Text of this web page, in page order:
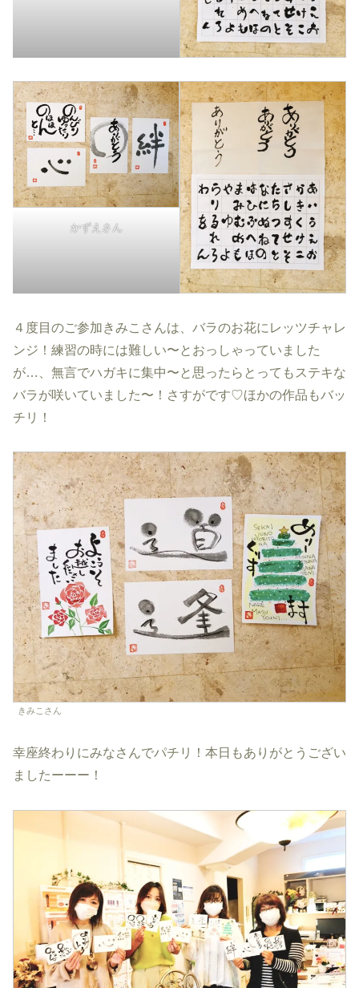
かずえさん
４度目のご参加きみこさんは、バラのお花にレッツチャレ
ンジ！練習の時には難しい〜とおっしゃっていました
が…、無言でハガキに集中〜と思ったらとってもステキな
バラが咲いていました〜！さすがです♡ほかの作品もバッ
チリ！
きみこさん
幸座終わりにみなさんでパチリ！本日もありがとうござい
ましたーーー！